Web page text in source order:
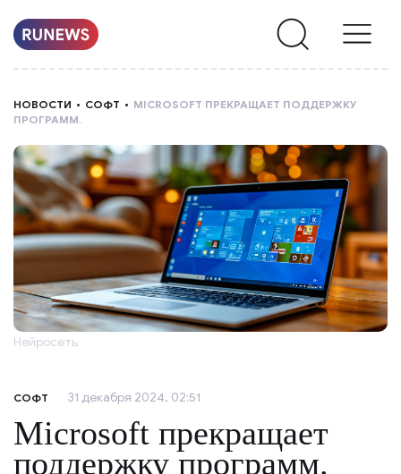
О
НАС
НОВОСТИ СОФТ
MICROSOFT ПРЕКРАЩАЕТ ПОДДЕРЖКУ
ПРОГРАММ.
Нейросеть
СОФТ 31 декабря 2024, 02:51
Microsoft прекращает
поддержку программ.